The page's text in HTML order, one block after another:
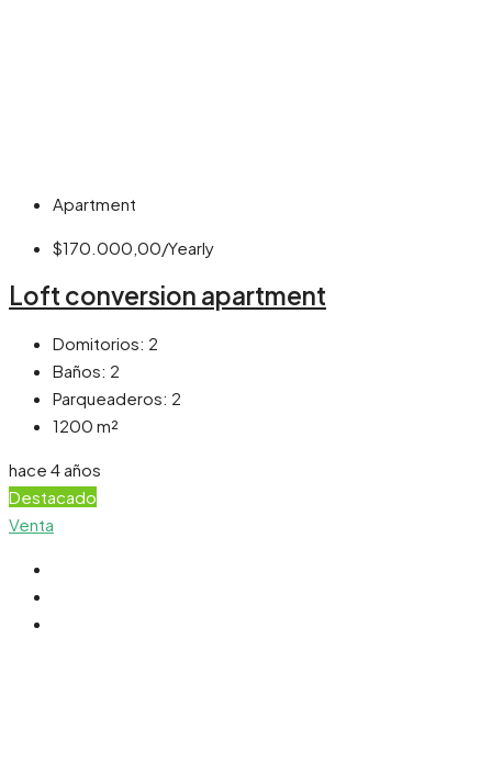
Apartment
$170.000,00/Yearly
Loft conversion apartment
Domitorios: 2
Baños: 2
Parqueaderos: 2
1200 m²
hace 4 años
Destacado
Venta